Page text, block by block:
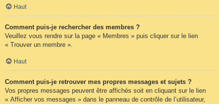
Haut
Comment puis-je rechercher des membres ?
Veuillez vous rendre sur la page « Membres » puis cliquer sur le lien
« Trouver un membre ».
Haut
Comment puis-je retrouver mes propres messages et sujets ?
Vos propres messages peuvent être affichés soit en cliquant sur le lien
« Afficher vos messages » dans le panneau de contrôle de l’utilisateur,